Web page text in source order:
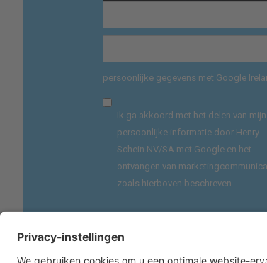
persoonlijke gegevens met Google
Ik ga akkoord met het delen van mijn
persoonlijke informatie door Henry
Schein NV/SA met Google en het
ontvangen van
zoals hierboven beschreven.